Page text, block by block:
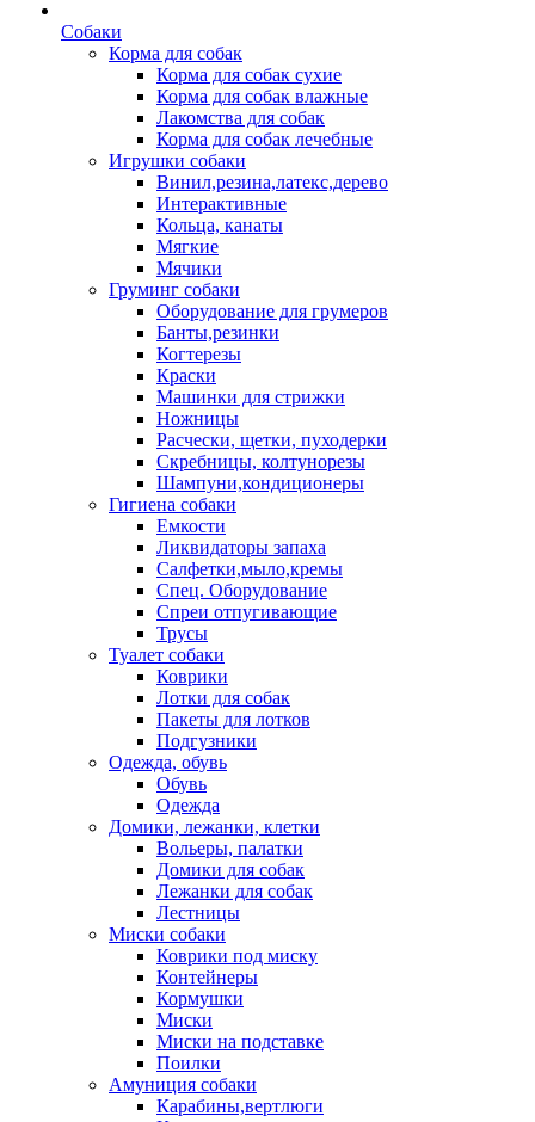
Собаки
Корма для собак
Корма для собак сухие
Корма для собак влажные
Лакомства для собак
Корма для собак лечебные
Игрушки собаки
Винил,резина,латекс,дерево
Интерактивные
Кольца, канаты
Мягкие
Мячики
Груминг собаки
Оборудование для грумеров
Банты,резинки
Когтерезы
Краски
Машинки для стрижки
Ножницы
Расчески, щетки, пуходерки
Скребницы, колтунорезы
Шампуни,кондиционеры
Гигиена собаки
Емкости
Ликвидаторы запаха
Салфетки,мыло,кремы
Спец. Оборудование
Спреи отпугивающие
Трусы
Туалет собаки
Коврики
Лотки для собак
Пакеты для лотков
Подгузники
Одежда, обувь
Обувь
Одежда
Домики, лежанки, клетки
Вольеры, палатки
Домики для собак
Лежанки для собак
Лестницы
Миски собаки
Коврики под миску
Контейнеры
Кормушки
Миски
Миски на подставке
Поилки
Амуниция собаки
Карабины,вертлюги